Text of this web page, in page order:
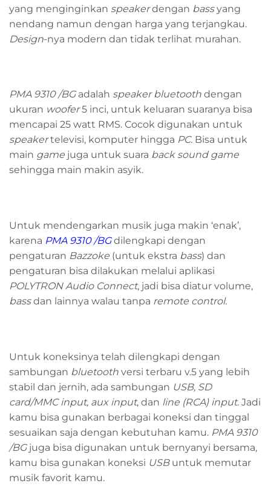
yang menginginkan speakerdengan bassyang
nendang namun dengan harga yang terjangkau.
Design-nya modern dan tidak terlihat murahan.
PMA 9310 /BGadalah speaker bluetooth dengan
ukuran woofer5 inci, untuk keluaran suaranya bisa
mencapai 25 watt RMS. Cocok digunakan untuk
speakertelevisi, komputer hingga PC. Bisa untuk
main game juga untuk suara back sound game
sehingga main makin asyik.
Untuk mendengarkan musik juga makin ‘enak’,
karena PMA 9310 /BGdilengkapi dengan
pengaturan Bazzoke (untuk ekstra bass) dan
pengaturan bisa dilakukan melalui aplikasi
POLYTRON Audio Connect, jadi bisa diatur volume,
bassdan lainnya walau tanpa remote control.
Untuk koneksinya telah dilengkapi dengan
sambungan bluetooth versi terbaru v.5 yang lebih
stabil dan jernih, ada sambungan USB, SD
card/MMC input, aux input, dan line (RCA) input. Jadi
kamu bisa gunakan berbagai koneksi dan tinggal
sesuaikan saja dengan kebutuhan kamu. PMA 9310
/BG juga bisa digunakan untuk bernyanyi bersama,
kamu bisa gunakan koneksi USBuntuk memutar
musik favorit kamu.